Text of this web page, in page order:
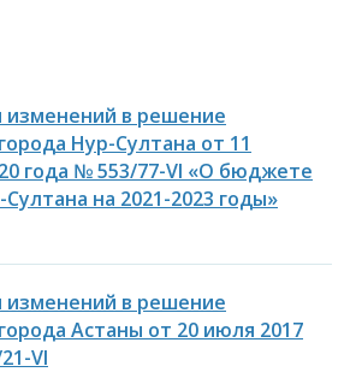
изменений в решение
Нур-Султана от 11
года № 553/77-VI «О бюджете
на 2021-2023 годы»
изменений в решение
Астаны от 20 июля 2017
VI